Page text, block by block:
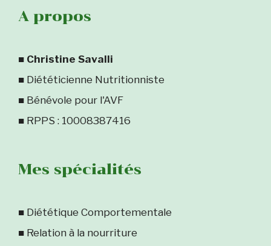
A propos
■ Christine Savalli
■ Diététicienne Nutritionniste
■ Bénévole pour l'AVF
■ RPPS : 10008387416
Mes spécialités
■ Diététique Comportementale
■ Relation à la nourriture